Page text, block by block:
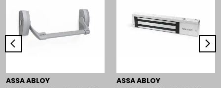
ASSA ABLOY ASSA ABLOY